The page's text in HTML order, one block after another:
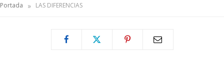
Portada » LAS DIFERENCIAS